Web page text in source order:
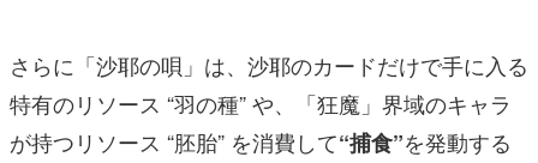
さらに「沙耶の唄」は、沙耶のカードだけで手に入る
特有のリソース “羽の種” や、「狂魔」界域のキャラ
が持つリソース “胚胎” を消費して“捕食”を発動する